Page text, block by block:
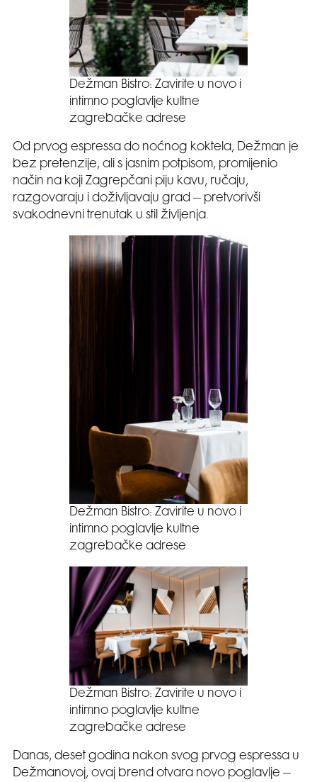
Dežman Bistro: Zavirite u novo i
intimno poglavlje kultne
zagrebačke adrese
Od prvog espressa do noćnog koktela, Dežman je
bez pretenzije, ali s jasnim potpisom, promijenio
način na koji Zagrepčani piju kavu, ručaju,
razgovaraju i doživljavaju grad – pretvorivši
svakodnevni trenutak u stil življenja.
Dežman Bistro: Zavirite u novo i
intimno poglavlje kultne
zagrebačke adrese
Dežman Bistro: Zavirite u novo i
intimno poglavlje kultne
zagrebačke adrese
Danas, deset godina nakon svog prvog espressa u
Dežmanovoj, ovaj brend otvara novo poglavlje –